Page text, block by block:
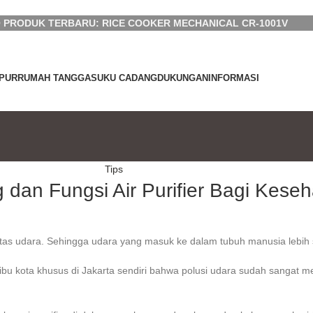
PRODUK TERBARU: RICE COOKER MECHANICAL CR-1001V
RUMAH TANGGASUKU CADANGDUKUNGANINFORMASI
Tips
dan Fungsi Air Purifier Bagi
udara. Sehingga udara yang masuk ke dalam tubuh manusia lebih
kota khusus di Jakarta sendiri bahwa polusi udara sudah sangat